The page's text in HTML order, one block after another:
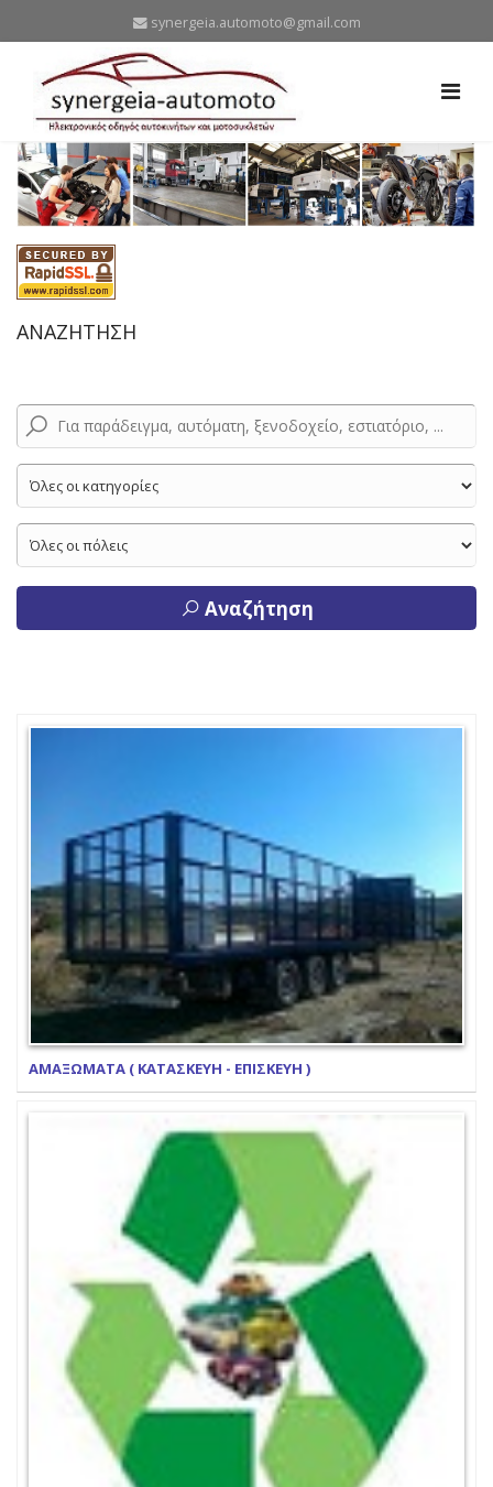
synergeia.automoto@gmail.com
ΑΝΑΖΗΤΗΣΗ
Αναζήτηση
ΑΜΑΞΩΜΑΤΑ ( ΚΑΤΑΣΚΕΥΗ - ΕΠΙΣΚΕΥΗ )